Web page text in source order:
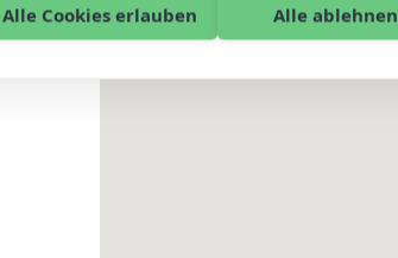
Alle Cookies erlauben Alle ablehnen